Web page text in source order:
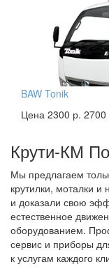
BAW Tonik
Цена 2300 р. 2700
Крути-КМ
Мы предлагаем
крутилки, моталки
и доказали свою
естественное
оборудованием.
сервис и приборы
к услугам каждого